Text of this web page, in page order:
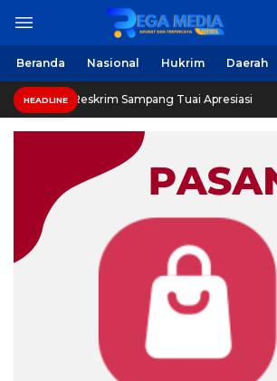
Beranda Nasional Hukrim Daerah
HEADLINESampang Tuai Apresiasi